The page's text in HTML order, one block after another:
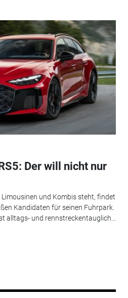
Der will nicht nur
und Kombis steht, findet
Kandidaten für seinen Fuhrpark.
alltags- und rennstreckentauglich...